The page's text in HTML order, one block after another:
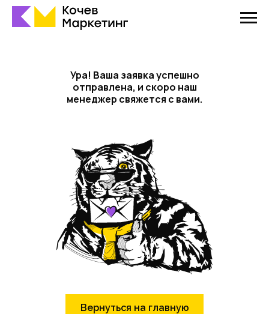
Вернуться на главную
Ура! Ваша заявка успешно
отправлена, и скоро наш
менеджер свяжется с вами.